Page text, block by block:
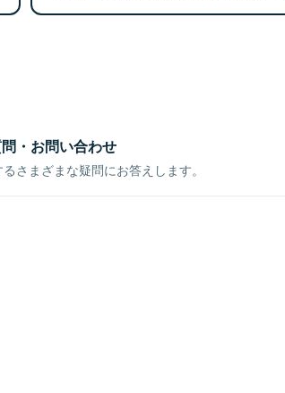
・お問い合わせ
さまざまな疑問にお答えします。